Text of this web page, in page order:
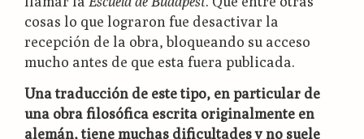
cosas lo que lograron fue desactivar la
recepción de la obra, bloqueando su acceso
mucho antes de que esta fuera publicada.
Una traducción de este tipo, en particular de
una obra filosófica escrita originalmente en
alemán, tiene muchas dificultades y no suele